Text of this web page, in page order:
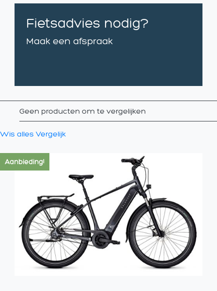
Fietsadvies nodig?
Maak een afspraak
Geen producten om te vergelijken
Wis alles Vergelijk
Aanbieding!